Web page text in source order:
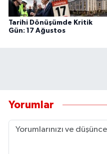
Tarihi Dönüşümde Kritik
Gün: 17 Ağustos
Yorumlar